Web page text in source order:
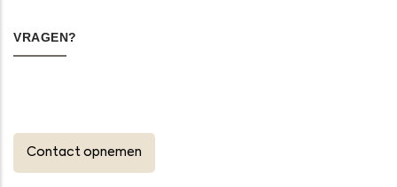
VRAGEN?
Contact opnemen